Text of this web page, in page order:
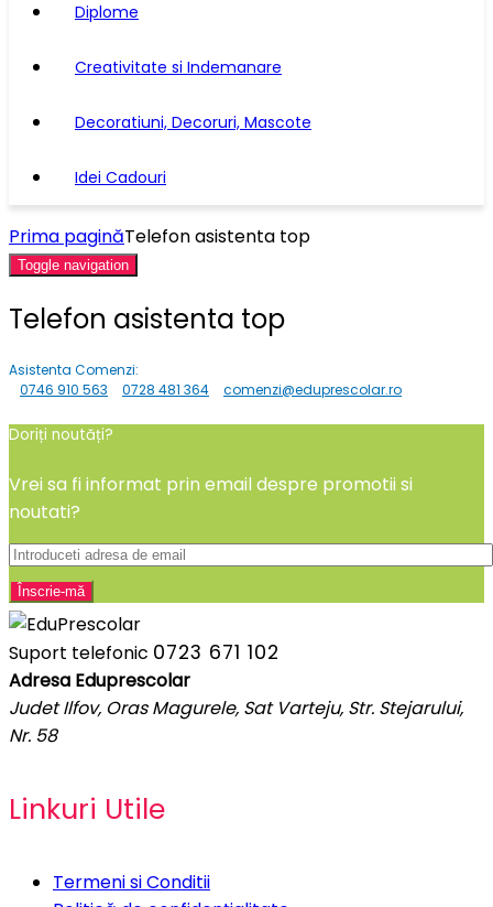
Diplome
Creativitate si Indemanare
Decoratiuni, Decoruri, Mascote
Idei Cadouri
Prima paginăTelefon asistenta top
Toggle navigation
Telefon asistenta top
Asistenta Comenzi:
0746 910 563
0728 481 364 comenzi@eduprescolar.ro
Doriți noutăți?
Vrei sa fi informat prin email despre promotii si
noutati?
Suport telefonic 0723 671 102
Adresa Eduprescolar
Judet Ilfov, Oras Magurele, Sat Varteju, Str. Stejarului,
Nr. 58
Linkuri Utile
Termeni si Conditii